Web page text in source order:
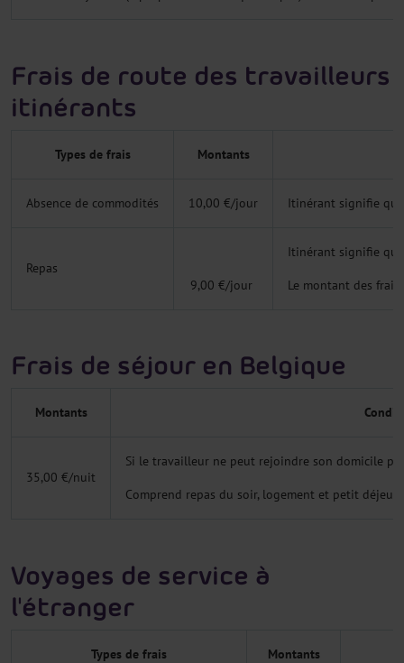
Frais de route des travailleurs
itinérants
Types de frais Montants
Absence de commodités 10,00 €/jour Itinérant signifie
Repas
9,00 €/jour
Itinérant signifie
Le montant des
Frais de séjour en Belgique
Montants
35,00 €/nuit
Si le travailleur ne peut rejoindre son domicile
Comprend repas du soir, logement et petit
Voyages de service à
l'étranger
Types de frais Montants